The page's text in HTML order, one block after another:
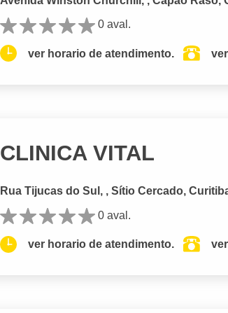
0 aval.
ver horario de atendimento.
CLINICA VITAL
Rua Tijucas do Sul, , Sítio Cercado,
0 aval.
ver horario de atendimento.